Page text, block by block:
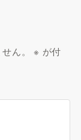
ん。 ※ が付